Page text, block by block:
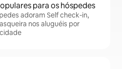
para os hóspedes
adoram Self check-in,
nos aluguéis por